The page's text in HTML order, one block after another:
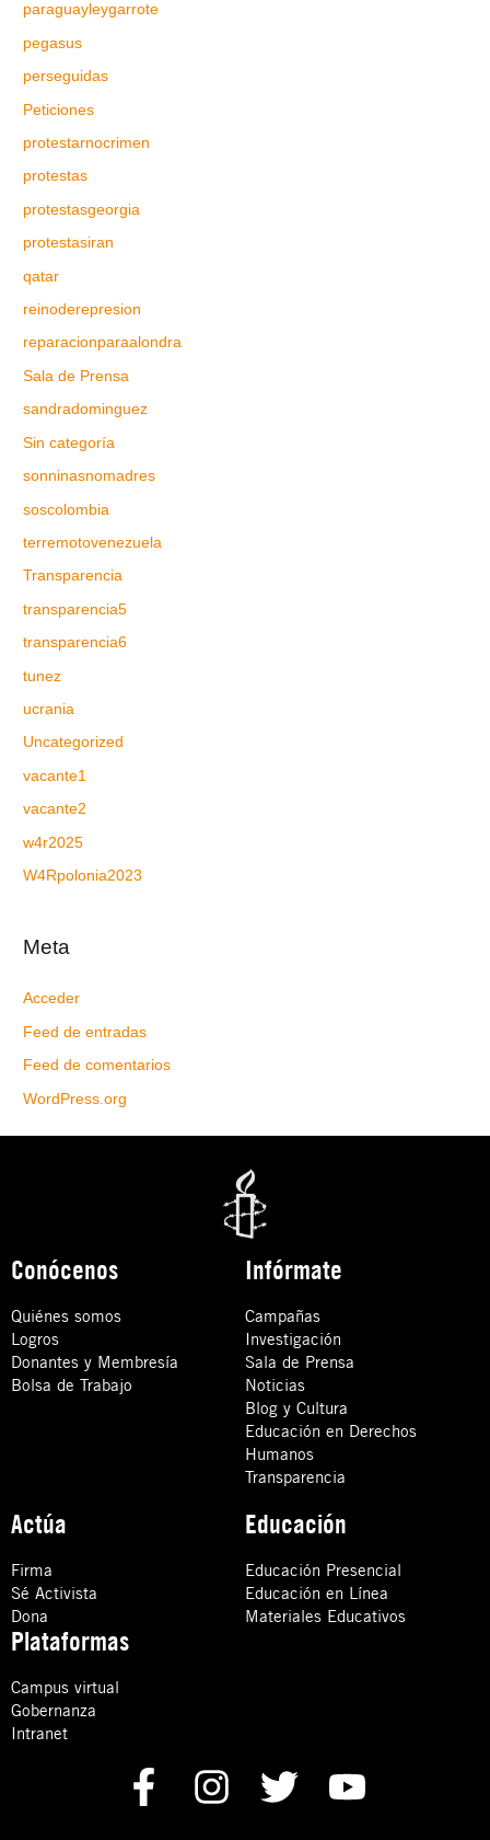
paraguayleygarrote
pegasus
perseguidas
Peticiones
protestarnocrimen
protestas
protestasgeorgia
protestasiran
qatar
reinoderepresion
reparacionparaalondra
Sala de Prensa
sandradominguez
Sin categoría
sonninasnomadres
soscolombia
terremotovenezuela
Transparencia
transparencia5
transparencia6
tunez
ucrania
Uncategorized
vacante1
vacante2
w4r2025
W4Rpolonia2023
Meta
Acceder
Feed de entradas
Feed de comentarios
WordPress.org
Conócenos
Quiénes somos
Logros
Donantes y Membresía
Bolsa de Trabajo
Infórmate
Campañas
Investigación
Sala de Prensa
Noticias
Blog y Cultura
Educación en Derechos
Humanos
Transparencia
Actúa
Firma
Sé Activista
Dona
Educación
Educación Presencial
Educación en Línea
Materiales Educativos
Plataformas
Campus virtual
Gobernanza
Intranet